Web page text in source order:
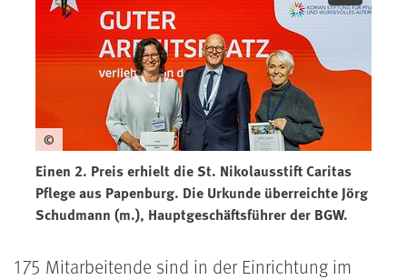
©
Einen 2. Preis erhielt die St. Nikolausstift Caritas
Pflege aus Papenburg. Die Urkunde überreichte Jörg
Schudmann (m.), Hauptgeschäftsführer der BGW.
175 Mitarbeitende sind in der Einrichtung im